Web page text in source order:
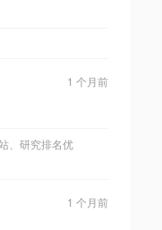
1 个月前
、研究排名优
1 个月前